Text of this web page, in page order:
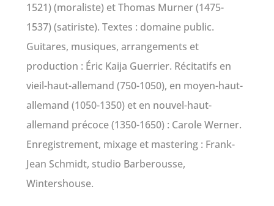
1521) (moraliste) et Thomas Murner (1475-
1537) (satiriste). Textes : domaine public.
Guitares, musiques, arrangements et
production : Éric Kaija Guerrier. Récitatifs en
vieil-haut-allemand (750-1050), en moyen-haut-
allemand (1050-1350) et en nouvel-haut-
allemand précoce (1350-1650) : Carole Werner.
Enregistrement, mixage et mastering : Frank-
Jean Schmidt, studio Barberousse,
Wintershouse.